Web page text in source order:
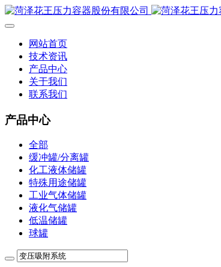
网站首页
技术资讯
产品中心
关于我们
联系我们
产品中心
全部
缓冲罐/分离罐
化工液体储罐
特殊用途储罐
工业气体储罐
液化气储罐
低温储罐
球罐